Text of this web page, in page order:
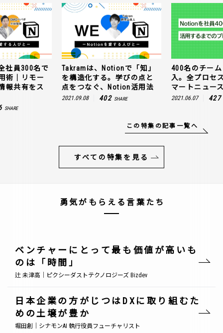
社員300名で
術｜リモー
報共有をス
SHARE
Takramは、Notionで「知」
を構造化する。学びの点と
点をつなぐ、Notion活用法
2021.09.08 402 SHARE
400名のチー
入。全プロセ
マートニュー
2021.06.07 427
この特集の記事一覧へ
すべての特集を見る
勇気がもらえる言葉たち
ベンチャーにとって最も価値が高いも
のは「時間」
辻 未津高｜ピクシーダストテクノロジーズ Bizdev
日本企業の方がじつはDXに取り組むた
めの土壌が豊か
堀田創｜シナモンAI 執行役員フューチャリスト